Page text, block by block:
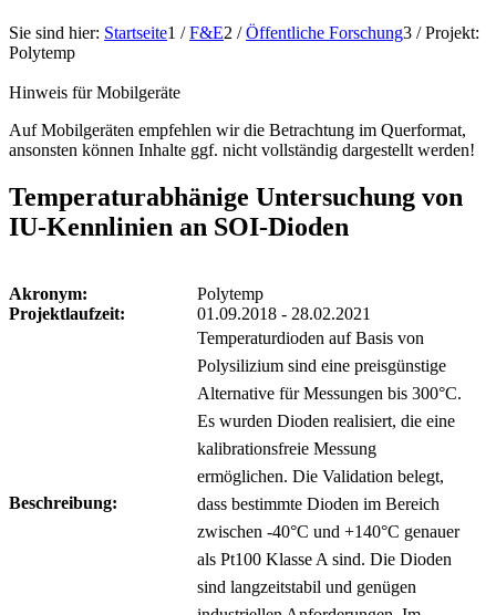
Sie sind hier: Startseite1 / F&E2 / Öffentliche Forschung3 / Projekt:
Polytemp
Hinweis für Mobilgeräte
Auf Mobilgeräten empfehlen wir die Betrachtung im Querformat,
ansonsten können Inhalte ggf. nicht vollständig dargestellt werden!
Temperaturabhänige Untersuchung von
IU-Kennlinien an SOI-Dioden
Akronym:
Polytemp
Projektlaufzeit:
01.09.2018 - 28.02.2021
Beschreibung:
Temperaturdioden auf Basis von
Polysilizium sind eine preisgünstige
Alternative für Messungen bis 300°C.
Es wurden Dioden realisiert, die eine
kalibrationsfreie Messung
ermöglichen. Die Validation belegt,
dass bestimmte Dioden im Bereich
zwischen -40°C und +140°C genauer
als Pt100 Klasse A sind. Die Dioden
sind langzeitstabil und genügen